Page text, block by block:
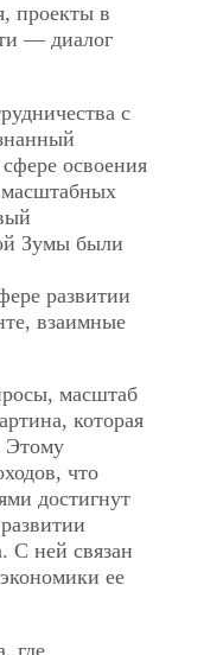
проекты в
— диалог
с
освоения
Зумы были
развитии
взаимные
масштаб
которая
Этому
что
достигнут
С ней связан
ее
где